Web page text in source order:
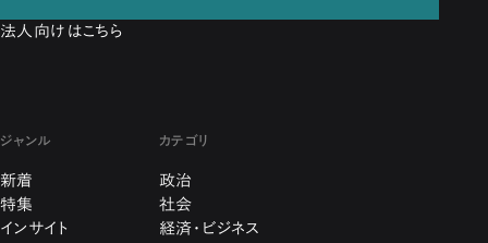
法人向けはこちら
ジャンル
新着
特集
インサイト
カテゴリ
政治
社会
経済・ビジネス